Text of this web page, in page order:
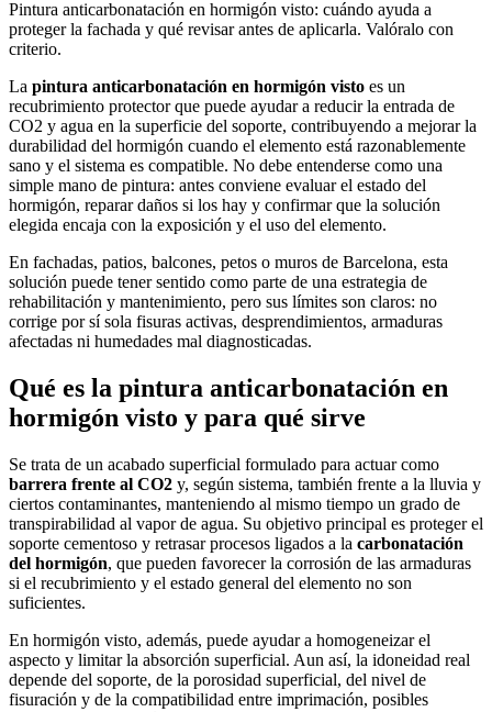
Pintura anticarbonatación en hormigón visto: cuándo ayuda a
proteger la fachada y qué revisar antes de aplicarla. Valóralo con
criterio.
La pintura anticarbonatación en hormigón visto es un
recubrimiento protector que puede ayudar a reducir la entrada de
CO2 y agua en la superficie del soporte, contribuyendo a mejorar la
durabilidad del hormigón cuando el elemento está razonablemente
sano y el sistema es compatible. No debe entenderse como una
simple mano de pintura: antes conviene evaluar el estado del
hormigón, reparar daños si los hay y confirmar que la solución
elegida encaja con la exposición y el uso del elemento.
En fachadas, patios, balcones, petos o muros de Barcelona, esta
solución puede tener sentido como parte de una estrategia de
rehabilitación y mantenimiento, pero sus límites son claros: no
corrige por sí sola fisuras activas, desprendimientos, armaduras
afectadas ni humedades mal diagnosticadas.
Qué es la pintura anticarbonatación en
hormigón visto y para qué sirve
Se trata de un acabado superficial formulado para actuar como
barrera frente al CO2 y, según sistema, también frente a la lluvia y
ciertos contaminantes, manteniendo al mismo tiempo un grado de
transpirabilidad al vapor de agua. Su objetivo principal es proteger el
soporte cementoso y retrasar procesos ligados a la carbonatación
del hormigón, que pueden favorecer la corrosión de las armaduras
si el recubrimiento y el estado general del elemento no son
suficientes.
En hormigón visto, además, puede ayudar a homogeneizar el
aspecto y limitar la absorción superficial. Aun así, la idoneidad real
depende del soporte, de la porosidad superficial, del nivel de
fisuración y de la compatibilidad entre imprimación, posibles